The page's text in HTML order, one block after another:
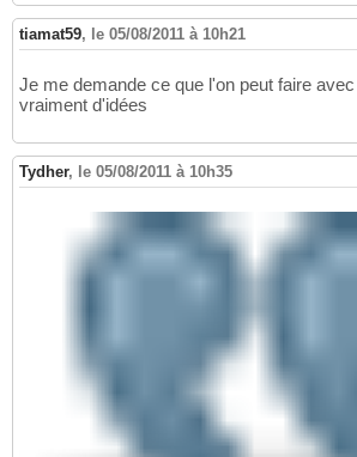
tiamat59, le 05/08/2011 à 10h21
Je me demande ce que l'on peut faire
vraiment d'idées
Tydher, le 05/08/2011 à 10h35